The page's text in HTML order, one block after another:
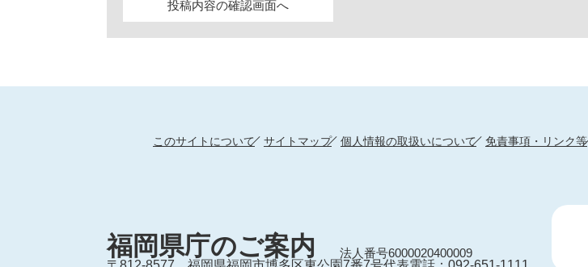
このサイトについて サイトマップ 個人情報の取扱いについて 免責事項・リンク等
福岡県庁のご案内
法人番号6000020400009